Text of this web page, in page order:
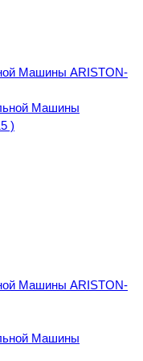
Машины ARISTON-
Машины ARISTON-